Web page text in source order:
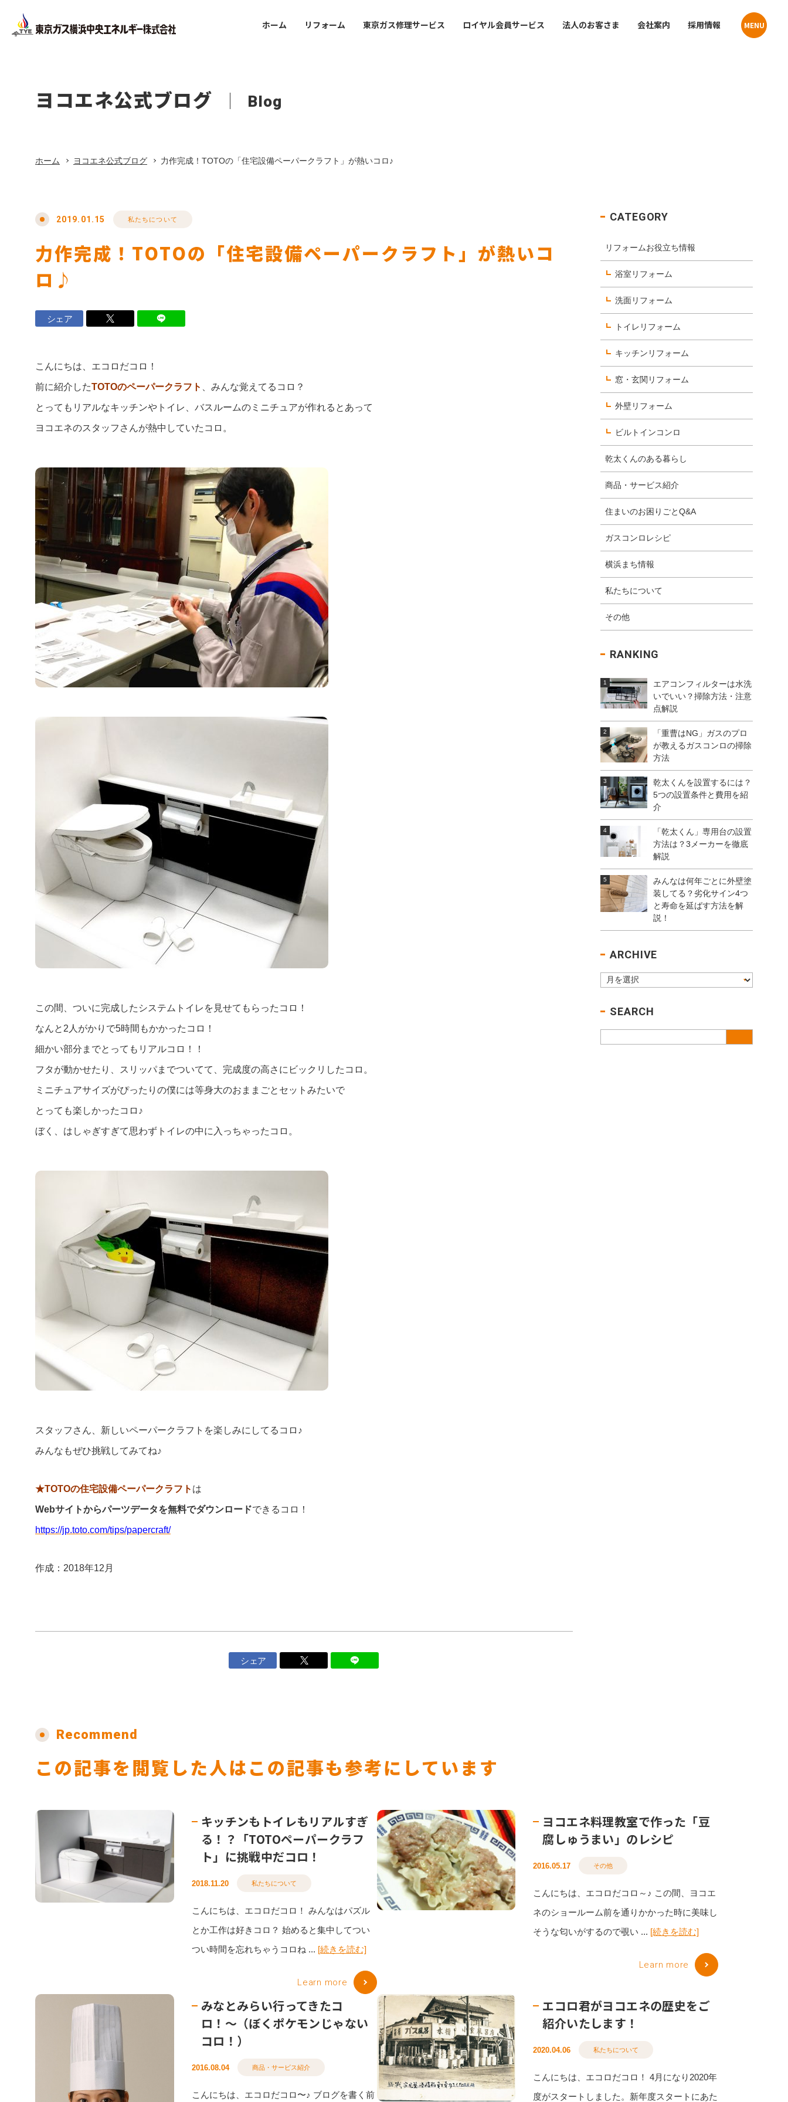
MENU
ホーム リフォーム 東京ガス修理サービス ロイヤル会員サービス 法人のお客さま
法人のお客さま
会社案内
会社案内
採用情報
リフォーム
東京ガスの電気
ロイヤル会員サービス
法人のお客さま
設備工事事業
店舗・オフィスビルのお客さま
数字で見るヨコエネ
店舗・事業所案内
ヨコエネ公式ブログ Blog
ホーム ヨコエネ公式ブログ 力作完成！TOTOの「住宅設備ペーパークラフト」が熱いコロ♪
2019.01.15 私たちについて
力作完成！TOTOの「住宅設備ペーパークラフト」が熱いコ
ロ♪
シェア
こんにちは、エコロだコロ！
前に紹介したTOTOのペーパークラフト 、みんな覚えてるコロ？
とってもリアルなキッチンやトイレ、バスルームのミニチュアが作れるとあって
ヨコエネのスタッフさんが熱中していたコロ。
この間、ついに完成したシステムトイレを見せてもらったコロ！
なんと2人がかりで5時間もかかったコロ！
細かい部分までとってもリアルコロ！！
フタが動かせたり、スリッパまでついてて、完成度の高さにビックリしたコロ。
ミニチュアサイズがぴったりの僕には等身大のおままごとセットみたいで
とっても楽しかったコロ♪
ぼく、はしゃぎすぎて思わずトイレの中に入っちゃったコロ。
スタッフさん、新しいペーパークラフトを楽しみにしてるコロ♪
みんなもぜひ挑戦してみてね♪
★TOTOの住宅設備ペーパークラフト は
Webサイトからパーツデータを無料でダウンロードできるコロ！
https://jp.toto.com/tips/papercraft/
作成：2018年12月
シェア
CATEGORY
リフォームお役立ち情報
浴室リフォーム
洗面リフォーム
トイレリフォーム
キッチンリフォーム
窓・玄関リフォーム
外壁リフォーム
ビルトインコンロ
乾太くんのある暮らし
商品・サービス紹介
住まいのお困りごとQ&A
ガスコンロレシピ
横浜まち情報
私たちについて
その他
RANKING
エアコンフィルターは水洗
いでいい？掃除方法・注意
点解説
「重曹はNG」ガスのプロ
が教えるガスコンロの掃除
方法
乾太くんを設置するには？
5つの設置条件と費用を紹
介
「乾太くん」専用台の設置
方法は？3メーカーを徹底
解説
みんなは何年ごとに外壁塗
装してる？劣化サイン4つ
と寿命を延ばす方法を解
説！
ARCHIVE
SEARCH
Recommend
この記事を閲覧した人はこの記事も参考にしています
キッチンもトイレもリアルすぎ
る！？「TOTOペーパークラフ
ト」に挑戦中だコロ！
2018.11.20 私たちについて
こんにちは、エコロだコロ！ みんなはパズル
とか工作は好きコロ？ 始めると集中してつい
つい時間を忘れちゃうコロね ... [続きを読む]
Learn more
ヨコエネ料理教室で作った「豆
腐しゅうまい」のレシピ
2016.05.17 その他
こんにちは、エコロだコロ～♪ この間、ヨコエ
ネのショールーム前を通りかかった時に美味し
そうな匂いがするので覗い ... [続きを読む]
Learn more
みなとみらい行ってきたコ
ロ！〜（ぼくポケモンじゃない
コロ！）
2016.08.04 商品・サービス紹介
こんにちは、エコロだコロ〜♪ ブログを書く前
エコロ君がヨコエネの歴史をご
紹介いたします！
2020.04.06 私たちについて
こんにちは、エコロだコロ！ 4月になり2020年
度がスタートしました。新年度スタートにあた